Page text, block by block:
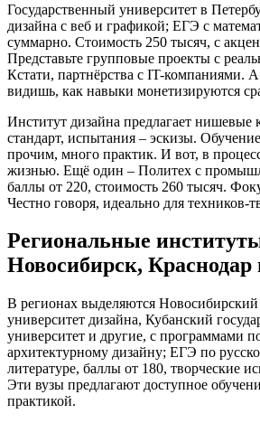
Государственный университет в
дизайна с веб и графикой; ЕГЭ с
суммарно. Стоимость 250 тысяч, с
Представьте групповые проекты с
Кстати, партнёрства с IT-компаниями.
видишь, как навыки монетизируются
Институт дизайна предлагает
стандарт, испытания – эскизы.
прочим, много практик. И вот, в
жизнью. Ещё один – Политех с
баллы от 220, стоимость 260 тысяч.
Честно говоря, идеально для техников-
Региональные
Новосибирск, Краснодар
В регионах выделяются Новосибирский
университет дизайна, Кубанский
университет и другие, с программами
архитектурному дизайну; ЕГЭ по
литературе, баллы от 180, творческие
Эти вузы предлагают доступное
практикой.